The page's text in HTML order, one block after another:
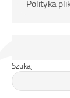
Polityka
Szukaj